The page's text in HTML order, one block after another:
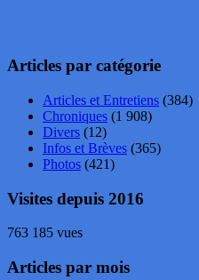
Articles par catégorie
Articles et Entretiens (384)
Chroniques (1 908)
Divers (12)
Infos et Brèves (365)
Photos (421)
Visites depuis 2016
763 185 vues
Articles par mois